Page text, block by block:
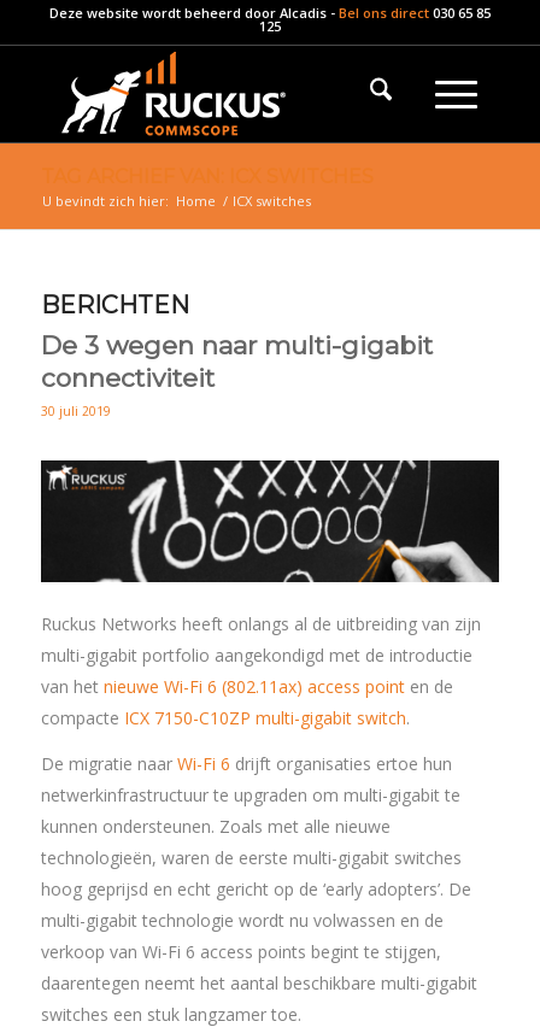
Deze website wordt beheerd door Alcadis- Bel ons direct 030 65 85
125
U bevindt zich hier: Home / ICX switches
BERICHTEN
De 3 wegen naar multi-gigabit
connectiviteit
30 juli 2019
Ruckus Networks heeft onlangs al de uitbreiding van zijn
multi-gigabit portfolio aangekondigd met de introductie
van het nieuwe Wi-Fi 6 (802.11ax) access pointen de
compacte ICX 7150-C10ZP multi-gigabit switch.
De migratie naar Wi-Fi 6 drijft organisaties ertoe hun
netwerkinfrastructuur te upgraden om multi-gigabit te
kunnen ondersteunen. Zoals met alle nieuwe
technologieën, waren de eerste multi-gigabit switches
hoog geprijsd en echt gericht op de ‘early adopters’. De
multi-gigabit technologie wordt nu volwassen en de
verkoop van Wi-Fi 6 access points begint te stijgen,
daarentegen neemt het aantal beschikbare multi-gigabit
switches een stuk langzamer toe.